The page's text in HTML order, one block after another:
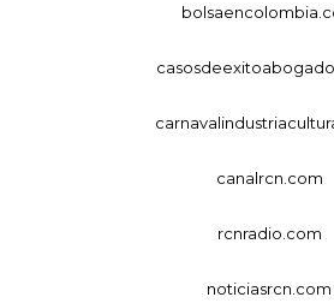
canalrcn.com
rcnradio.com
noticiasrcn.com